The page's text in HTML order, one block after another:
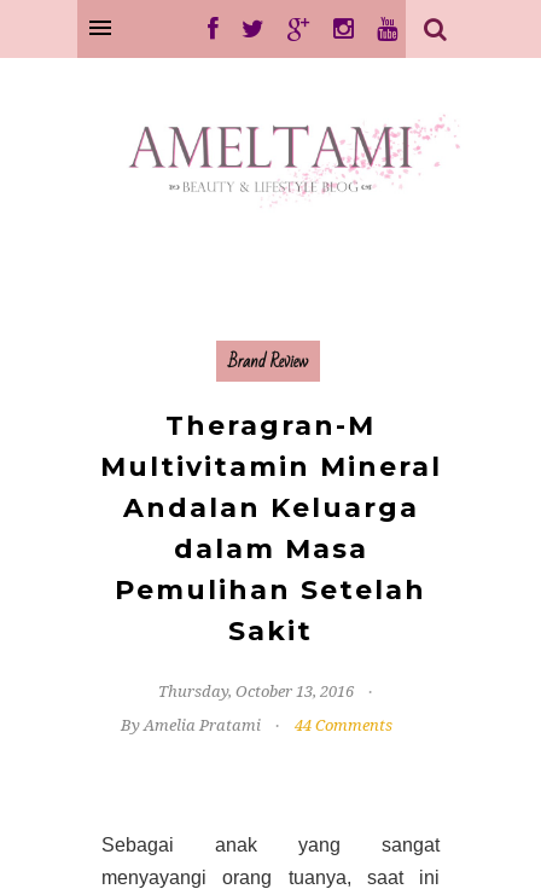
Brand Review
Theragran-M
Multivitamin Mineral
Andalan Keluarga
dalam Masa
Pemulihan Setelah
Sakit
Thursday, October 13, 2016
By Amelia Pratami
44 Comments
Sebagai anak yang sangat
menyayangi orang tuanya, saat ini